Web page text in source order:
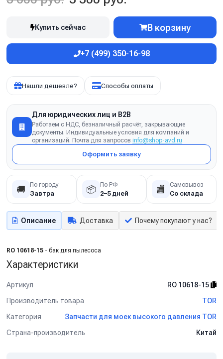
Купить сейчас В корзину
+7 (499) 350-16-98
Нашли дешевле? Способы оплаты
Для юридических лиц и B2B
Работаем с НДС, безналичный расчёт, закрывающие
документы. Индивидуальные условия для компаний и
организаций. Почта для запросов info@shop-avd.ru
Оформить заявку
🚚 По городу
Завтра 📦 По РФ
2–5 дней 🏬 Самовывоз
Со склада
Описание Доставка Почему покупают у нас?
RO 10618-15 - бак для пылесоса
Характеристики
Артикул
RO 10618-15
Производитель товара
TOR
Категория
Запчасти для моек высокого давления TOR
Страна-производитель
Китай